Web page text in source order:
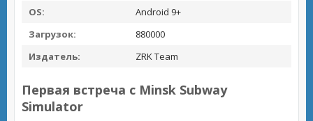
OS:
Android 9+
Загрузок:
880000
Издатель:
ZRK Team
Первая встреча с Minsk Subway
Simulator